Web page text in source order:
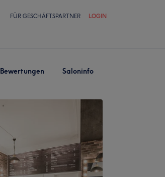
FÜR GESCHÄFTSPARTNER LOGIN
Bewertungen Saloninfo